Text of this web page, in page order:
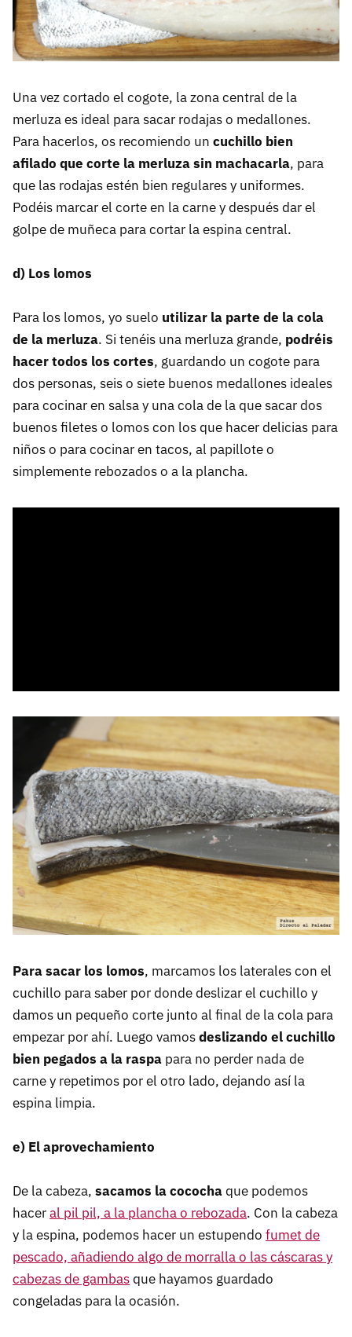
Una vez cortado el cogote, la zona central de la
merluza es ideal para sacar rodajas o medallones.
Para hacerlos, os recomiendo un cuchillo bien
afilado que corte la merluza sin machacarla, para
que las rodajas estén bien regulares y uniformes.
Podéis marcar el corte en la carne y después dar el
golpe de muñeca para cortar la espina central.
d) Los lomos
Para los lomos, yo suelo utilizar la parte de la cola
de la merluza. Si tenéis una merluza grande, podréis
hacer todos los cortes, guardando un cogote para
dos personas, seis o siete buenos medallones ideales
para cocinar en salsa y una cola de la que sacar dos
buenos filetes o lomos con los que hacer delicias para
niños o para cocinar en tacos, al papillote o
simplemente rebozados o a la plancha.
Para sacar los lomos, marcamos los laterales con el
cuchillo para saber por donde deslizar el cuchillo y
damos un pequeño corte junto al final de la cola para
empezar por ahí. Luego vamosdeslizando el cuchillo
bien pegados a la raspa para no perder nada de
carne y repetimos por el otro lado, dejando así la
espina limpia.
e) El aprovechamiento
De la cabeza, sacamos la cocochaque podemos
haceral pil pil, a la plancha o rebozada. Con la cabeza
y la espina, podemos hacer un estupendo fumet de
pescado, añadiendo algo de morralla o las cáscaras y
cabezas de gambasque hayamos guardado
congeladas para la ocasión.